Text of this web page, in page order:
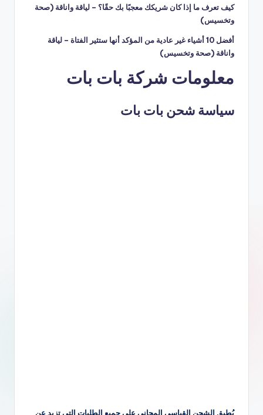
كيف تعرف ما إذا كان شريكك معجبًا بك حقًا؟ – لياقة واناقة (صحة
وتخسيس)
أفضل 10 أشياء غير عادية من المؤكد أنها ستثير الفتاة – لياقة
واناقة (صحة وتخسيس)
معلومات شركة بات بات
سياسة شحن بات بات
يُطبق الشحن القياسي المجاني على جميع الطلبات التي تزيد عن